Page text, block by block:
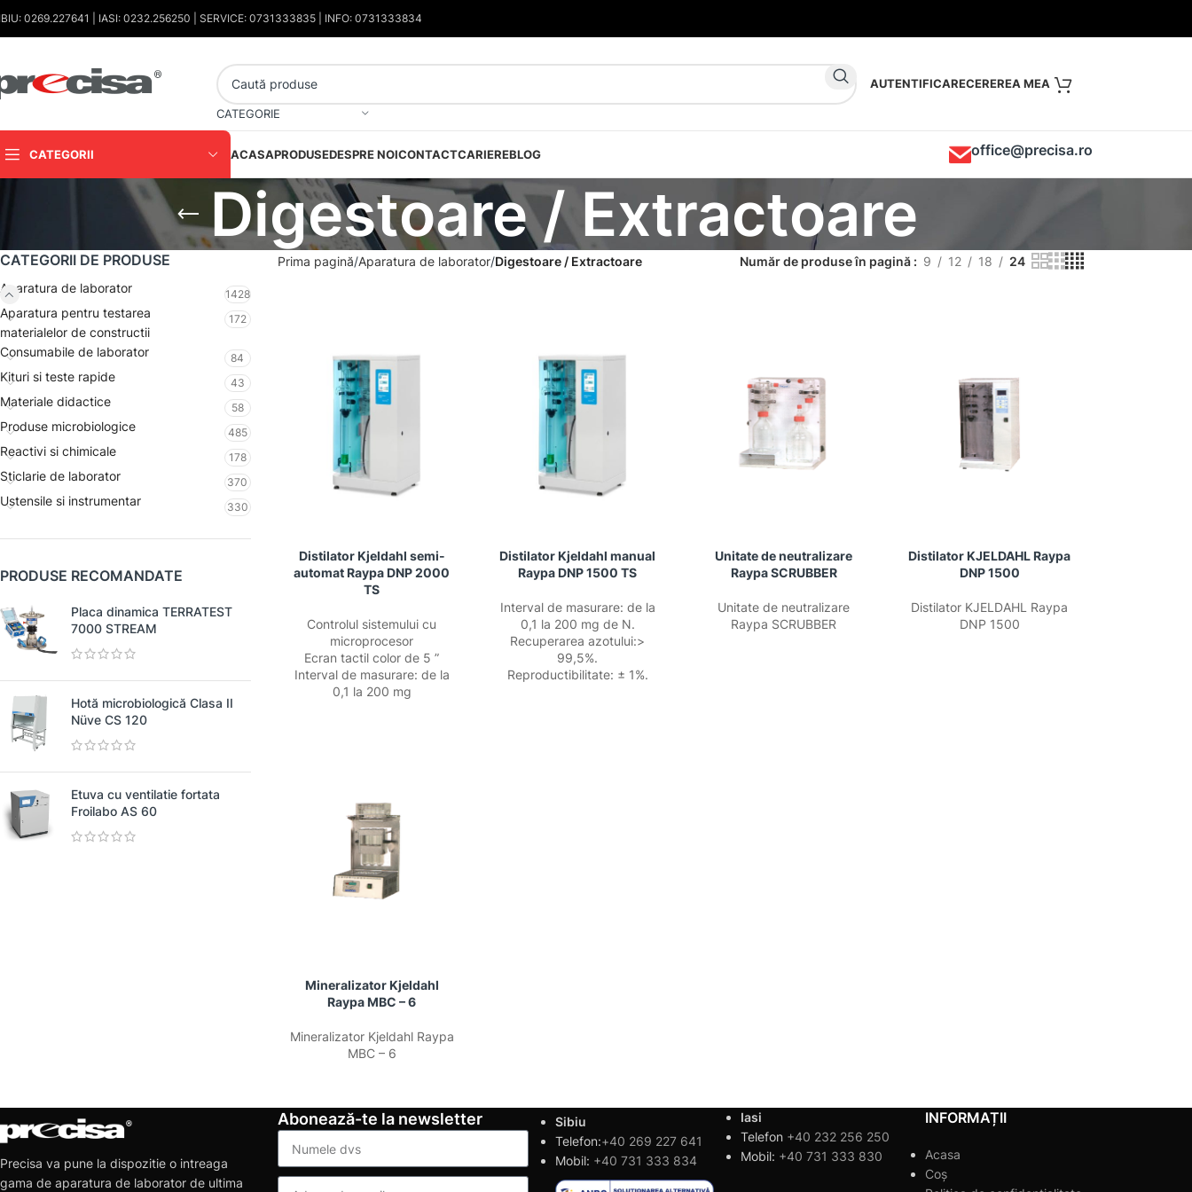
0269.227641 | IASI: 0232.256250 | SERVICE: 0731333835 | INFO: 0731333834
CATEGORIE
AUTENTIFICARE
CATEGORII ACASAPRODUSEDESPRE NOICONTACTCARIEREBLOG office@precisa.ro
Digestoare / Extractoare
CATEGORII DE PRODUSE
Aparatura de laborator 1428
Aparatura pentru testarea
materialelor de constructii
172
Consumabile de laborator 84
Kituri si teste rapide 43
Materiale didactice 58
Produse microbiologice 485
Reactivi si chimicale 178
Sticlarie de laborator 370
Ustensile si instrumentar 330
PRODUSE RECOMANDATE
Placa dinamica TERRATEST
7000 STREAM
Hotă microbiologică Clasa II
Nüve CS 120
Etuva cu ventilatie fortata
Froilabo AS 60
Prima pagină Aparatura de laborator Digestoare / Extractoare Număr de produse în pagină 9 12 18 24
Distilator Kjeldahl semi-
automat Raypa DNP 2000
TS
Controlul sistemului cu
microprocesor
Ecran tactil color de 5 ”
Interval de masurare: de la
0,1 la 200 mg
Distilator Kjeldahl manual
Raypa DNP 1500 TS
Interval de masurare: de la
0,1 la 200 mg de N.
Recuperarea azotului:>
99,5%.
Reproductibilitate: ± 1%.
Unitate de neutralizare
Raypa SCRUBBER
Unitate de neutralizare
Raypa SCRUBBER
Distilator KJELDAHL Raypa
DNP 1500
Distilator KJELDAHL Raypa
DNP 1500
Mineralizator Kjeldahl
Raypa MBC – 6
Mineralizator Kjeldahl Raypa
MBC – 6
Precisa va pune la dispozitie o intreaga
gama de aparatura de laborator de ultima
Abonează-te la newsletter
Sibiu
Telefon:+40 269 227 641
Mobil: +40 731 333 834
Iasi
Telefon +40 232 256 250
Mobil: +40 731 333 830
INFORMAȚII
Acasa
Coș